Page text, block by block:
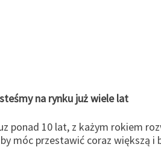
na rynku już wiele lat
ponad 10 lat, z każym rokiem
móc przestawić coraz większą i